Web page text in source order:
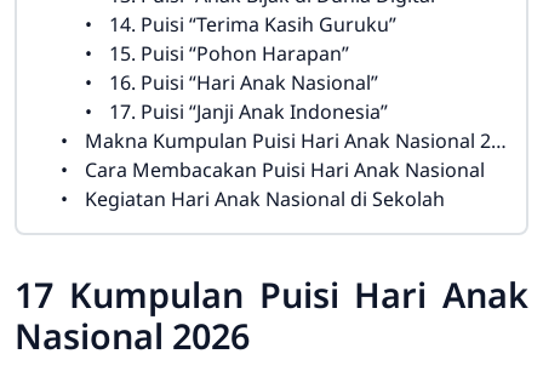
14. Puisi “Terima Kasih Guruku”
15. Puisi “Pohon Harapan”
16. Puisi “Hari Anak Nasional”
17. Puisi “Janji Anak Indonesia”
Makna Kumpulan Puisi Hari Anak Nasional 2026
Cara Membacakan Puisi Hari Anak Nasional
Kegiatan Hari Anak Nasional di Sekolah
17 Kumpulan Puisi Hari Anak
Nasional 2026